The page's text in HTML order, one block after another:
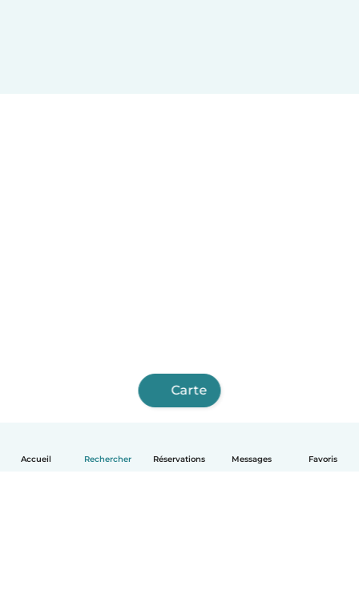
Accueil Rechercher Réservations Messages Favoris
Carte